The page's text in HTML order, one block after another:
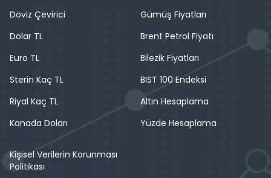
Döviz Çevirici
Dolar TL
Euro TL
Sterin Kaç TL
Riyal Kaç TL
Kanada Doları
Gümüş Fiyatları
Brent Petrol Fiyatı
Bilezik Fiyatları
BIST 100 Endeksi
Altın Hesaplama
Yüzde Hesaplama
Kişisel Verilerin Korunması
Politikası